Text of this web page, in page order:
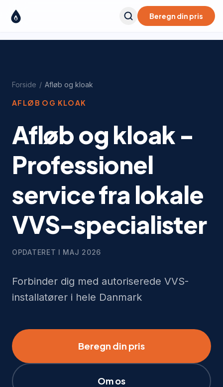
Beregn din pris
Forside / Afløb og kloak
AFLØB OG KLOAK
Afløb og kloak -
Professionel
service fra lokale
VVS-specialister
OPDATERET I MAJ 2026
Forbinder dig med autoriserede VVS-
installatører i hele Danmark
Beregn din pris
Om os